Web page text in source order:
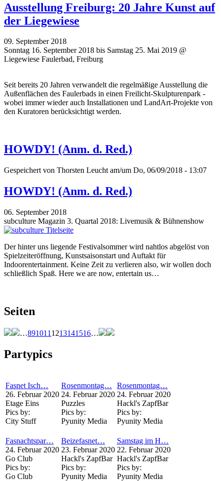
Ausstellung Freiburg: 20 Jahre Kunst auf
der Liegewiese
09. September 2018
Sonntag 16. September 2018 bis Samstag 25. Mai 2019 @
Liegewiese Faulerbad, Freiburg
Seit bereits 20 Jahren verwandelt die regelmäßige Ausstellung die
Außenflächen des Faulerbads in einen Freilicht-Skulpturenpark -
wobei immer wieder auch Installationen und LandArt-Projekte von
den Kuratoren berücksichtigt werden.
HOWDY! (Anm. d. Red.)
Gespeichert von Thorsten Leucht am/um Do, 06/09/2018 - 13:07
HOWDY! (Anm. d. Red.)
06. September 2018
subculture Magazin 3. Quartal 2018: Livemusik & Bühnenshow
Der hinter uns liegende Festivalsommer wird nahtlos abgelöst von
Spielzeiteröffnung, Kunstsaisonstart und Auftakt für
Indoorentertainment. Keine Zeit zu verlieren also, wir wollen doch
schließlich Spaß. Here we are now, entertain us…
Seiten
…891011 1213141516…
Partypics
Fasnet Isch…
26. Februar 2020
Etage Eins
Pics by:
City Stuff
Rosenmontag…
24. Februar 2020
Puzzles
Pics by:
Pyunity Media
Rosenmontag…
24. Februar 2020
Hackl's ZapfBar
Pics by:
Pyunity Media
Fasnachtspar…
24. Februar 2020
Go Club
Pics by:
Go Club
Beizefasnet…
23. Februar 2020
Hackl's ZapfBar
Pics by:
Pyunity Media
Samstag im H…
22. Februar 2020
Hackl's ZapfBar
Pics by:
Pyunity Media